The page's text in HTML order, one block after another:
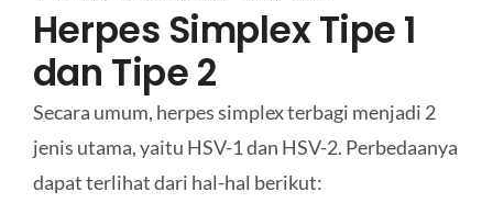
Herpes Simplex Tipe 1
dan Tipe 2
Secara umum, herpes simplex terbagi menjadi 2
jenis utama, yaitu HSV-1 dan HSV-2. Perbedaanya
dapat terlihat dari hal-hal berikut: